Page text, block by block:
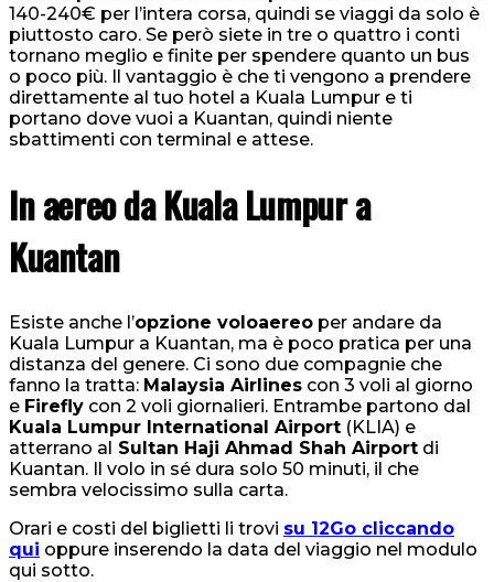
140-240€ per l’intera corsa, quindi se viaggi da solo è
piuttosto caro. Se però siete in tre o quattro i conti
tornano meglio e finite per spendere quanto un bus
o poco più. Il vantaggio è che ti vengono a prendere
direttamente al tuo hotel a Kuala Lumpur e ti
portano dove vuoi a Kuantan, quindi niente
sbattimenti con terminal e attese.
In aereo da Kuala Lumpur a
Kuantan
Esiste anche l’opzione voloaereo per andare da
Kuala Lumpur a Kuantan, ma è poco pratica per una
distanza del genere. Ci sono due compagnie che
fanno la tratta: Malaysia Airlines con 3 voli al giorno
e Firefly con 2 voli giornalieri. Entrambe partono dal
Kuala Lumpur International Airport (KLIA) e
atterrano al Sultan Haji Ahmad Shah Airport di
Kuantan. Il volo in sé dura solo 50 minuti, il che
sembra velocissimo sulla carta.
Orari e costi del biglietti li trovi su 12Go cliccando
qui oppure inserendo la data del viaggio nel modulo
qui sotto.